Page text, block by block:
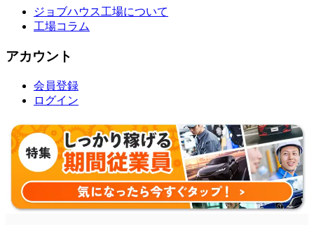
ジョブハウス工場について
工場コラム
アカウント
会員登録
ログイン